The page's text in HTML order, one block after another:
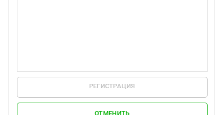
РЕГИСТРАЦИЯ
ОТМЕНИТЬ